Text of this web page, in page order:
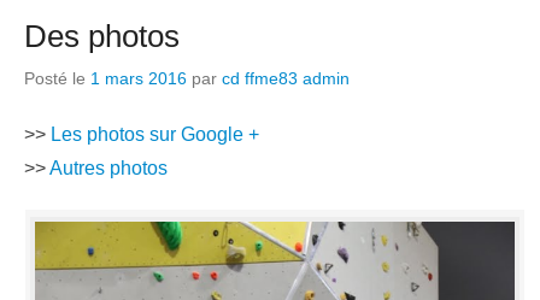
Des photos
Posté le 1 mars 2016 par cd ffme83 admin
>> Les photos sur Google +
>>Autres photos